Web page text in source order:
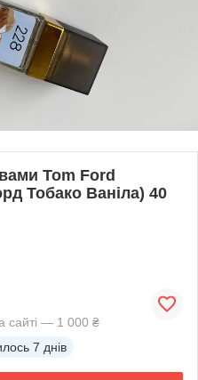
Tom Ford
Тобако Ваніла) 40
сайті — 1 000 ₴
7 днів